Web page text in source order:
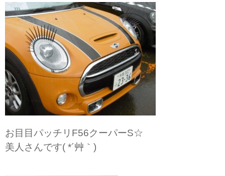
お目目パッチリF56クーパーS☆
美人さんです( *´艸｀)